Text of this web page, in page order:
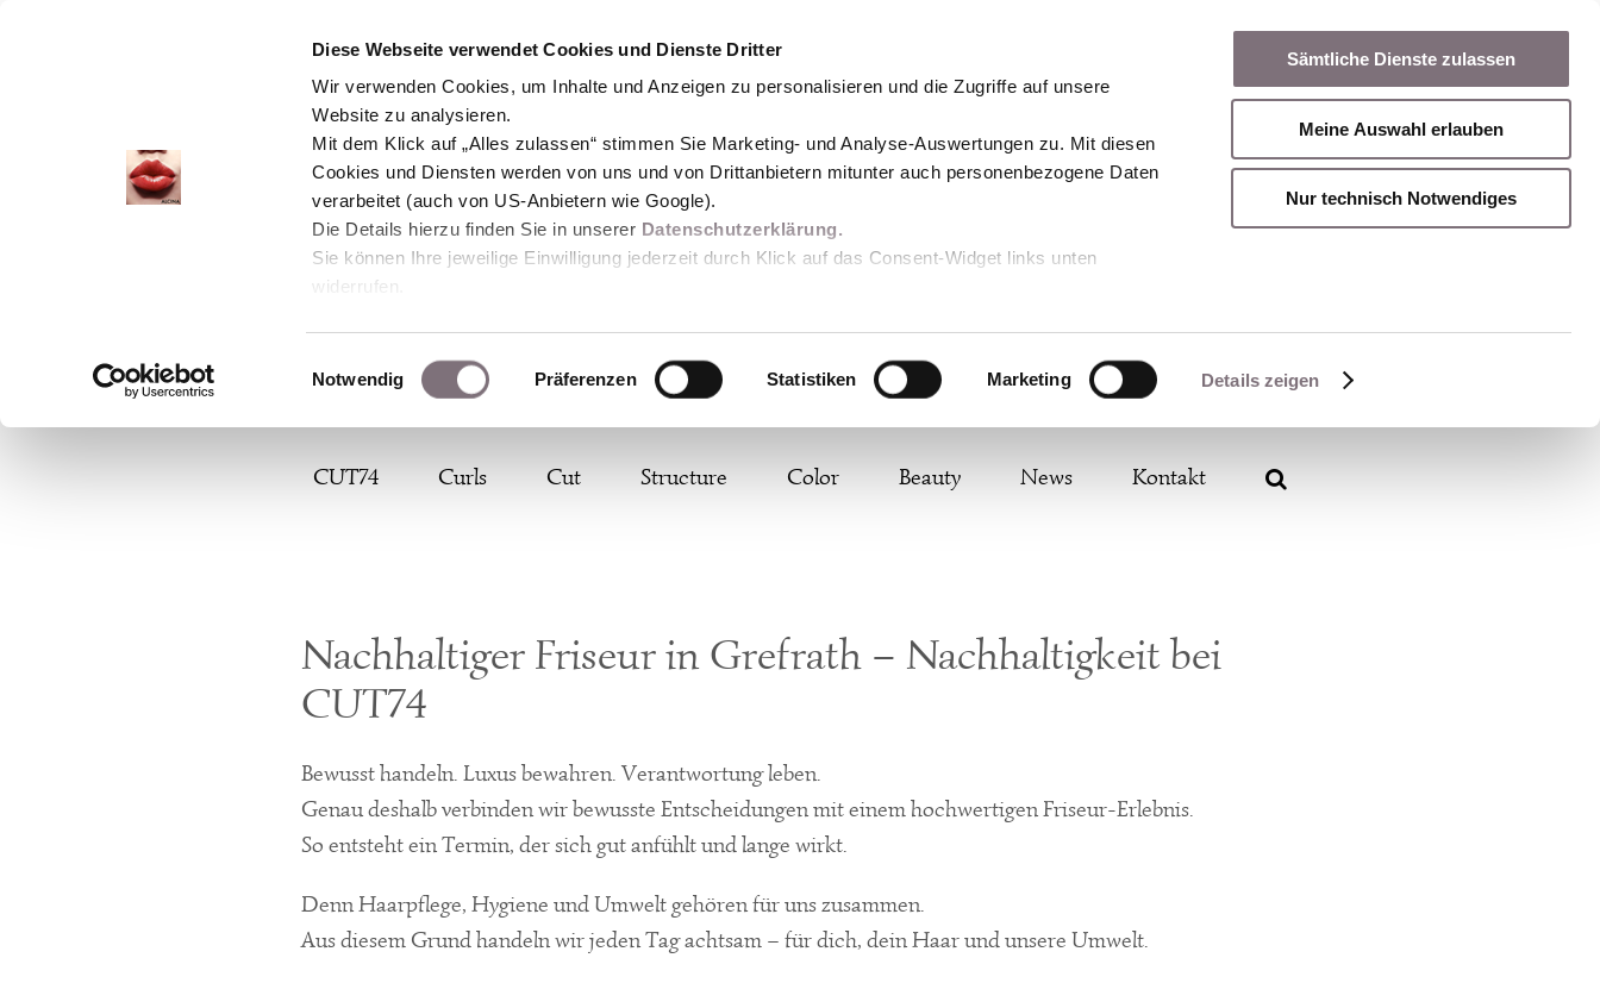
Diese Webseite verwendet Cookies und Dienste Dritter
Wir verwenden Cookies, um Inhalte und Anzeigen zu personalisieren und die Zugriffe auf unsere
Website zu analysieren.
Mit dem Klick auf „Alles zulassen“ stimmen Sie Marketing- und Analyse-Auswertungen zu. Mit diesen
Cookies und Diensten werden von uns und von Drittanbietern mitunter auch personenbezogene Daten
verarbeitet (auch von US-Anbietern wie Google).
Die Details hierzu finden Sie in unserer Datenschutzerklärung.
Sie können Ihre jeweilige Einwilligung jederzeit durch Klick auf das Consent-Widget links unten
widerrufen.
Einwilligungsauswahl
Notwendig Präferenzen Statistiken Marketing Details zeigen
Sämtliche Dienste zulassen
Meine Auswahl erlauben
Nur technisch Notwendiges
CUT74 Curls Cut Structure Color Beauty News Kontakt
Nachhaltiger Friseur in Grefrath – Nachhaltigkeit bei
CUT74
Bewusst handeln. Luxus bewahren. Verantwortung leben.
Genau deshalb verbinden wir bewusste Entscheidungen mit einem hochwertigen Friseur-Erlebnis.
So entsteht ein Termin, der sich gut anfühlt und lange wirkt.
Denn Haarpflege, Hygiene und Umwelt gehören für uns zusammen.
Aus diesem Grund handeln wir jeden Tag achtsam – für dich, dein Haar und unsere Umwelt.